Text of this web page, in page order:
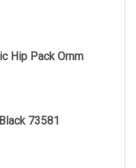
Hip Pack Ornm
73581